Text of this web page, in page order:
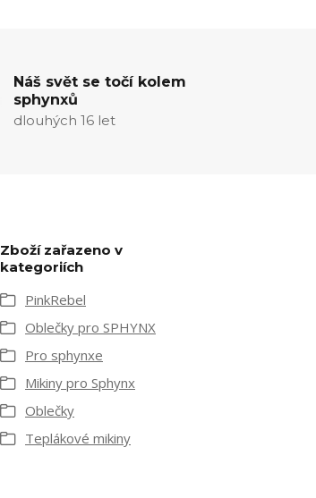
Náš svět se točí kolem
sphynxů
dlouhých 16 let
Zboží zařazeno v
kategoriích
PinkRebel
Oblečky pro SPHYNX
Pro sphynxe
Mikiny pro Sphynx
Oblečky
Teplákové mikiny